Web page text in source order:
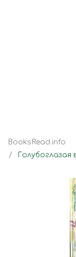
BooksRead.info